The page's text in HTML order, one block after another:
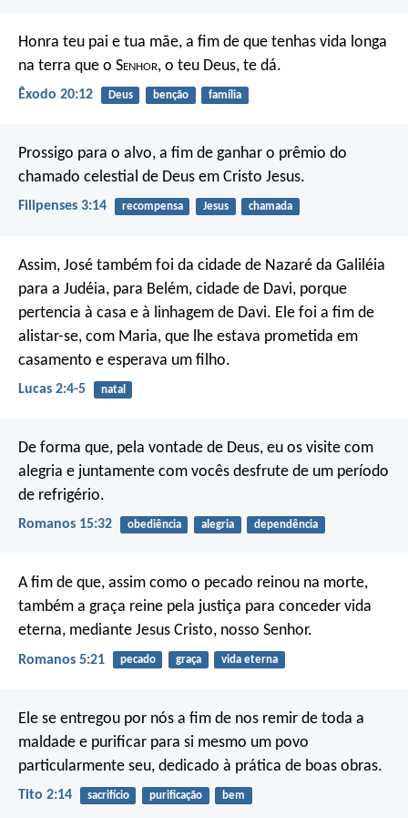
Honra teu pai e tua mãe, a fim de que tenhas vida longa
na terra que o Senhor, o teu Deus, te dá.
Êxodo 20:12 Deus benção família
Prossigo para o alvo, a fim de ganhar o prêmio do
chamado celestial de Deus em Cristo Jesus.
Filipenses 3:14 recompensa Jesus chamada
Assim, José também foi da cidade de Nazaré da Galiléia
para a Judéia, para Belém, cidade de Davi, porque
pertencia à casa e à linhagem de Davi. Ele foi a fim de
alistar-se, com Maria, que lhe estava prometida em
casamento e esperava um filho.
Lucas 2:4-5 natal
De forma que, pela vontade de Deus, eu os visite com
alegria e juntamente com vocês desfrute de um período
de refrigério.
Romanos 15:32 obediência alegria dependência
A fim de que, assim como o pecado reinou na morte,
também a graça reine pela justiça para conceder vida
eterna, mediante Jesus Cristo, nosso Senhor.
Romanos 5:21 pecado graça vida eterna
Ele se entregou por nós a fim de nos remir de toda a
maldade e purificar para si mesmo um povo
particularmente seu, dedicado à prática de boas obras.
Tito 2:14 sacrifício purificação bem